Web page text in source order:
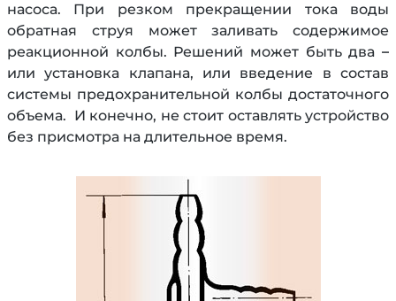
насоса. При резком прекращении тока воды
обратная струя может заливать содержимое
реакционной колбы. Решений может быть два –
или установка клапана, или введение в состав
системы предохранительной колбы достаточного
объема. И конечно, не стоит оставлять устройство
без присмотра на длительное время.